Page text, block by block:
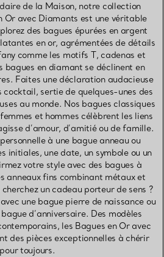
de la Maison, notre collection
Or avec Diamants est une véritable
des bagues épurées en argent
en or, agrémentées de détails
comme les motifs T, cadenas et
bagues en diamant se déclinent en
Faites une déclaration audacieuse
cocktail, sertie de quelques-unes des
au monde. Nos bagues classiques
et hommes célèbrent les liens
d’amour, d’amitié ou de famille.
à une bague anneau ou
initiales, une date, un symbole ou un
votre style avec des bagues à
anneaux fins combinant métaux et
un cadeau porteur de sens ?
une bague pierre de naissance ou
d’anniversaire. Des modèles
les Bagues en Or avec
des pièces exceptionnelles à chérir
pour toujours.